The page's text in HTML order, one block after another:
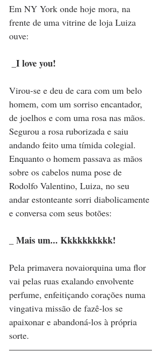
Em NY York onde hoje mora, na
frente de uma vitrine de loja Luiza
ouve:
_I love you!
Virou-se e deu de cara com um belo
homem, com um sorriso encantador,
de joelhos e com uma rosa nas mãos.
Segurou a rosa ruborizada e saiu
andando feito uma tímida colegial.
Enquanto o homem passava as mãos
sobre os cabelos numa pose de
Rodolfo Valentino, Luiza, no seu
andar estonteante sorri diabolicamente
e conversa com seus botões:
_ Mais um... Kkkkkkkkkk!
Pela primavera novaiorquina uma flor
vai pelas ruas exalando envolvente
perfume, enfeitiçando corações numa
vingativa missão de fazê-los se
apaixonar e abandoná-los à própria
sorte.